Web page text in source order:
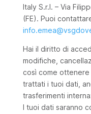
Italy S.r.I. – Via
(FE). Puoi
Hai il diritto di
modifiche,
così come
trattati i tuoi dati,
trasferimenti
I tuoi dati saranno